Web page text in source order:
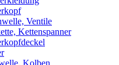
Ventile
Kettenspanner
Kolben